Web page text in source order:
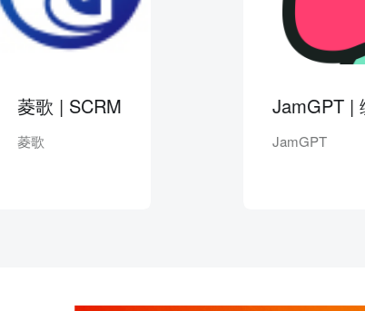
| SCRM JamGPT | 编程
JamGPT